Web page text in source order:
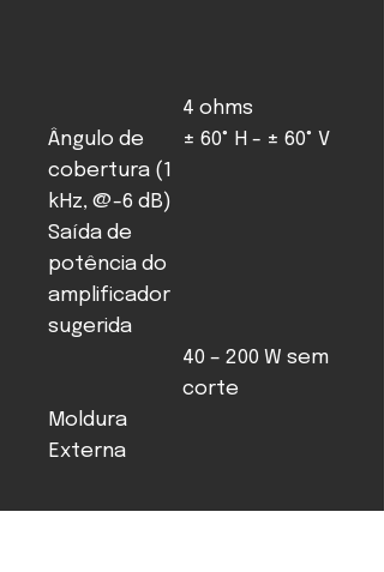
4 ohms
Ângulo de
cobertura (1
kHz, @-6 dB)
± 60° H - ± 60° V
Saída de
potência do
amplificador
sugerida
40 – 200 W sem
corte
Moldura
Externa